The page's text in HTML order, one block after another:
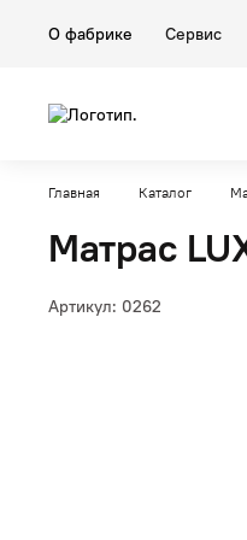
О фабрике Сервис
Серии
Комнаты
Главная Каталог
Матрас
Артикул: 0262